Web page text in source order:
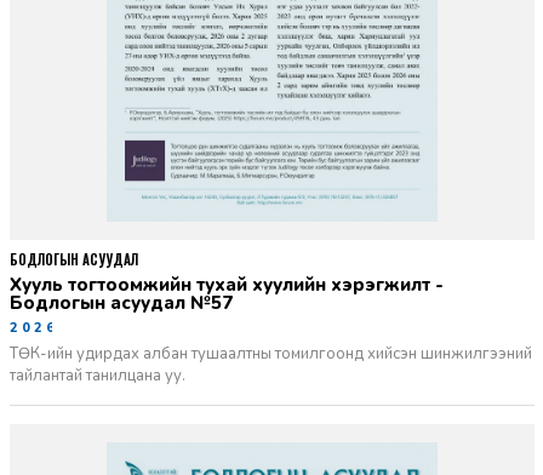
Хууль тогтоомжийн тухай хуулийн хэрэгжилт -
Бодлогын асуудал №57
2026-06-02
ТӨК-ийн удирдах албан тушаалтны томилгоонд хийсэн шинжилгээний
тайлантай танилцана уу.
БОДЛОГЫН АСУУДАЛ